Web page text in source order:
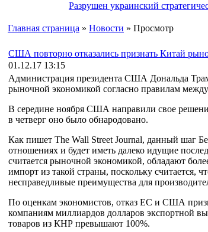
Разрушен украинский
Главная страница » Новости » Просмотр
США повторно отказались признать Китай
01.12.17 13:15
Администрация президента США Дональда
рыночной экономикой согласно правилам
В середине ноября США направили свое
в четверг оно было обнародовано.
Как пишет The Wall Street Journal, данный шаг
отношениях и будет иметь далеко идущие
считается рыночной экономикой, обладают
импорт из такой страны, поскольку считается,
несправедливые преимущества для
По оценкам экономистов, отказ ЕС и США
компаниям миллиардов долларов экспортной
товаров из КНР превышают 100%.